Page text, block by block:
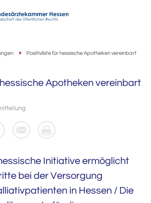
Positivliste für hessische Apotheken vereinbart
Apotheken vereinbart
Initiative ermöglicht
bei der Versorgung
in Hessen / Die